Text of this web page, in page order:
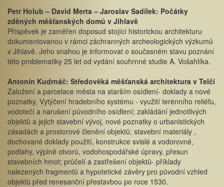
Petr Holub – David Merta – Jaroslav Sadílek: Počátky
zděných měšťanských domů v Jihlavě
Příspěvek je zaměřen doposud stojící historickou architekturu
dokumentovanou v rámci záchranných archeologických výzkumů
v Jihlavě. Jeho snahou je informovat o současném stavu poznání
této problematiky 25 let od vydání souhrnné studie A. Vošahlíka.
Antonín Kudrnáč: Středověká měšťanská architektura v Telči
Založení a parcelace města na starším osídlení- doklady a nové
poznatky, Vytýčení hradebního systému - využití terénního reliéfu,
vodotečí a narušení původního osídlení; zakládání jednotlivých
objektů a jejich stavební vývoj, nové poznatky o urbanistických
zásadách a prostorové členění objektů; stavební materiály ,
dochované doklady použití, konstrukce svislé a vodorovné,
podlahy, výplně otvorů, vodohospodářské úpravy, přesun
stavebních hmot; průčelí a zastřešení objektů- příklady
nalezených fragmentů a hypotetické závěry pro původní vzhled
objektů před renesanční přestavbou po roce 1530.